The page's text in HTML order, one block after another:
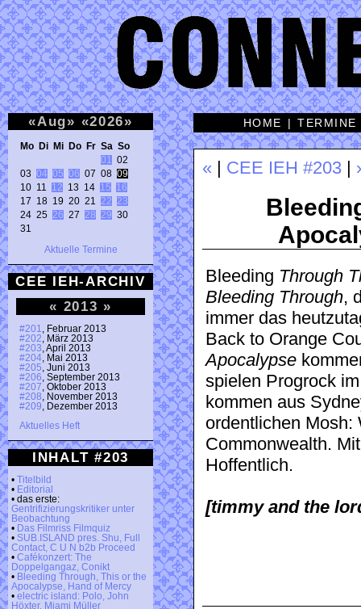
«Aug» «2026»
Mo Di Mi Do Fr Sa So
01
02
03 04 05 06 07 08 09
10 11 12 13 14 15
16
17 18 19 20 21 22
23
24 25 26 27 28 29 30
31
Aktuelle Termine
CEE IEH-ARCHIV
« 2013 »
#201
, Februar 2013
#202 , März 2013
#203 , April 2013
#204 , Mai 2013
#205 , Juni 2013
#206 , September 2013
#207 , Oktober 2013
#208 , November 2013
#209 , Dezember 2013
Aktuelles Heft
INHALT #203
• Titelbild
• Editorial
• das erste:
Gentrifizierungskritiker unter
Beobachtung
• Das Filmriss Filmquiz
• SUB.ISLAND pres. Shu, Full
Contact, C U N b2b Proceed
• Cafékonzert: The
Doppelgangaz, Conikt
• Bleeding Through, This or the
Apocalypse, Hand of Mercy
• electric island: Polo, John
Höxter, Miami Müller
HOME |TERMINE
« CEE IEH #203
Bleeding Through
Bleeding Through,
immer das
Back to Orange
Apocalypse
spielen Progrock
kommen aus
ordentlichen Mosh:
Commonwealth.
Hoffentlich.
[timmy and the